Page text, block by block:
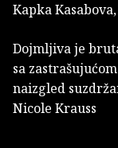
Kapka
Dojmljiva je
sa
naizgled
Nicole Krauss